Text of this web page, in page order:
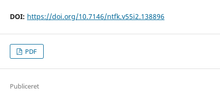
DOI: https://doi.org/10.7146/ntfk.v55i2.138896
PDF
Publiceret